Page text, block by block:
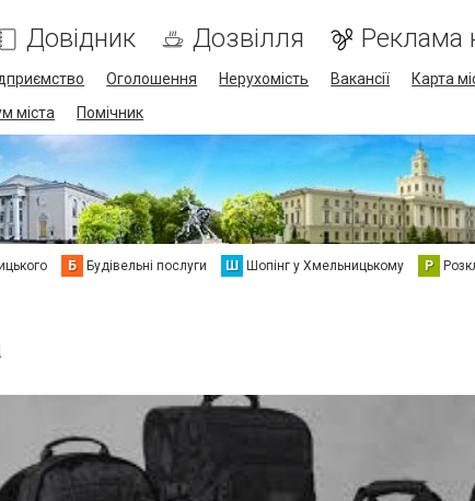
Довідник Дозвілля Реклама
Оголошення Нерухомість Вакансії Карта
міста Помічник
Б Будівельні послуги Ш Шопінг у Хмельницькому Р